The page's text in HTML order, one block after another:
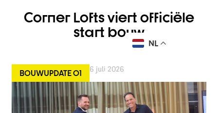
Corner Lofts viert officiële
start bouw
BOUWUPDATE 01 6 juli 2026
NL